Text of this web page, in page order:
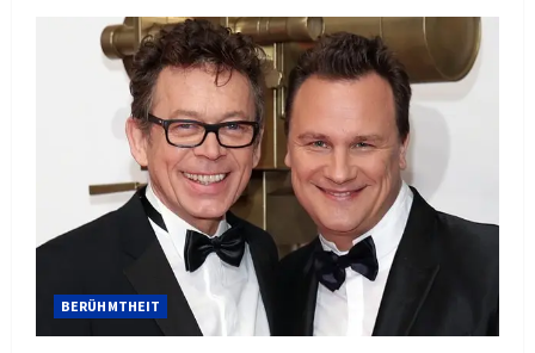
BERÜHMTHEIT